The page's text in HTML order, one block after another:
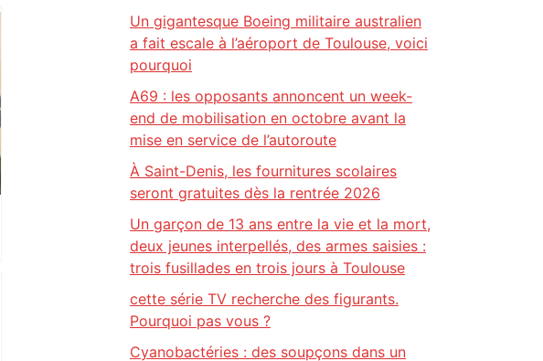
Un gigantesque Boeing militaire australien
a fait escale à l’aéroport de Toulouse, voici
pourquoi
A69 : les opposants annoncent un week-
end de mobilisation en octobre avant la
mise en service de l’autoroute
À Saint-Denis, les fournitures scolaires
seront gratuites dès la rentrée 2026
Un garçon de 13 ans entre la vie et la mort,
deux jeunes interpellés, des armes saisies :
trois fusillades en trois jours à Toulouse
cette série TV recherche des figurants.
Pourquoi pas vous ?
Cyanobactéries : des soupçons dans un